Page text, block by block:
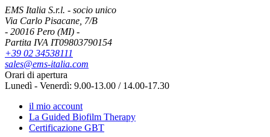
EMS Italia S.r.l. - socio unico
Via Carlo Pisacane, 7/B
- 20016 Pero (MI) -
Partita IVA IT09803790154
+39 02 34538111
sales@ems-italia.com
Orari di apertura
Lunedì - Venerdì: 9.00-13.00 / 14.00-17.30
il mio account
La Guided Biofilm Therapy
Certificazione GBT